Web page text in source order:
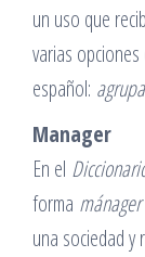
un uso que
varias
español:
Manager
En el
forma mánager
una sociedad